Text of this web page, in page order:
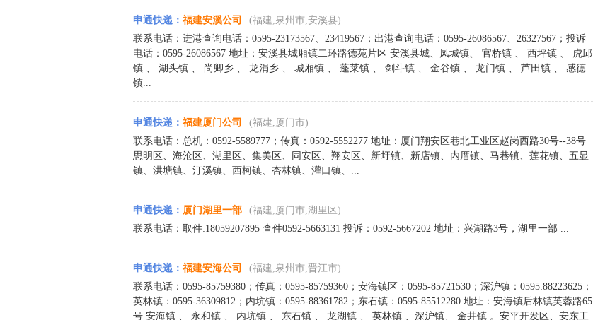
申通快递 ： 福建安溪公司
(福建,泉州市,安溪县)
联系电话：进港查询电话：0595-23173567、23419567；出港查询电话：0595-26086567、26327567；投诉
电话：0595-26086567 地址：安溪县城厢镇二环路德苑片区 安溪县城、凤城镇、 官桥镇 、 西坪镇 、 虎邱
镇 、 湖头镇 、 尚卿乡 、 龙涓乡 、 城厢镇 、 蓬莱镇 、 剑斗镇 、 金谷镇 、 龙门镇 、 芦田镇 、 感德
镇...
申通快递 ： 福建厦门公司
(福建,厦门市)
联系电话：总机：0592-5589777；传真：0592-5552277 地址：厦门翔安区巷北工业区赵岗西路30号--38号
思明区、海沧区、湖里区、集美区、同安区、翔安区、新圩镇、新店镇、内厝镇、马巷镇、莲花镇、五显
镇、洪塘镇、汀溪镇、西柯镇、杏林镇、灌口镇、...
申通快递 ： 厦门湖里一部
(福建,厦门市,湖里区)
联系电话：取件:18059207895 查件0592-5663131 投诉：0592-5667202 地址：兴湖路3号，湖里一部 ...
申通快递 ： 福建安海公司
(福建,泉州市,晋江市)
联系电话：0595-85759380；传真：0595-85759360；安海镇区：0595-85721530；深沪镇：0595:88223625；
英林镇：0595-36309812；内坑镇：0595-88361782；东石镇：0595-85512280 地址：安海镇后林镇芙蓉路65
号 安海镇 、 永和镇 、 内坑镇 、 东石镇 、 龙湖镇 、 英林镇 、深沪镇、 金井镇 。安平开发区、安东工